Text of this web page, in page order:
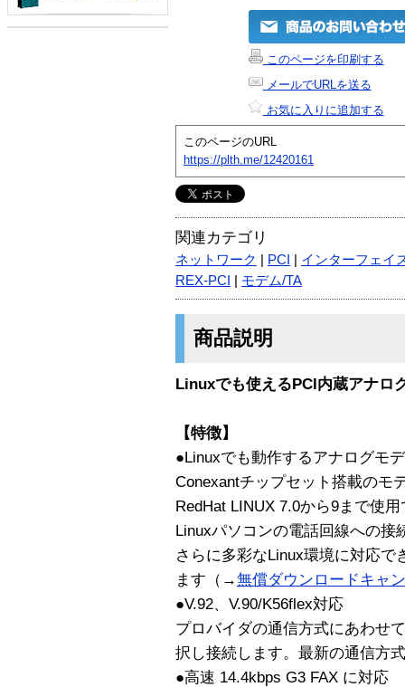
このページを印刷する
メールでURLを送る
お気に入りに追加する
このページのURL
https://plth.me/12420161
関連カテゴリ
ネットワーク PCI
インターフェイ
REX-PCI
モデム/TA
商品説明
Linuxでも使えるPCI内蔵アナロ
【特徴】
●Linuxでも動作するアナログモ
Conexantチップセット搭載のモ
RedHat LINUX 7.0から9まで使
Linuxパソコンの電話回線への接
さらに多彩なLinux環境に対応
ます（→無償ダウンロードキャ
●V.92、V.90/K56flex対応
プロバイダの通信方式にあわせ
択し接続します。最新の通信方
●高速 14.4kbps G3 FAX に対応